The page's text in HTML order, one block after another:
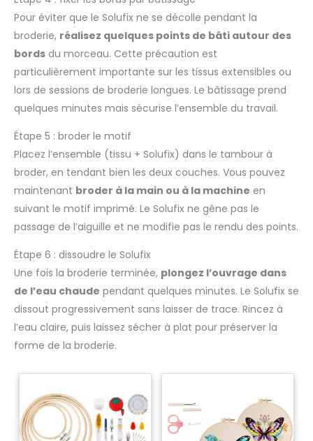
Pour éviter que le Solufix ne se décolle pendant la
broderie, réalisez quelques points de bâti autour des
bords du morceau. Cette précaution est
particulièrement importante sur les tissus extensibles ou
lors de sessions de broderie longues. Le bâtissage prend
quelques minutes mais sécurise l’ensemble du travail.
Étape 5 : broder le motif
Placez l’ensemble (tissu + Solufix) dans le tambour à
broder, en tendant bien les deux couches. Vous pouvez
maintenant broder à la main ou à la machine en
suivant le motif imprimé. Le Solufix ne gêne pas le
passage de l’aiguille et ne modifie pas le rendu des points.
Étape 6 : dissoudre le Solufix
Une fois la broderie terminée, plongez l’ouvrage dans
de l’eau chaude pendant quelques minutes. Le Solufix se
dissout progressivement sans laisser de trace. Rincez à
l’eau claire, puis laissez sécher à plat pour préserver la
forme de la broderie.